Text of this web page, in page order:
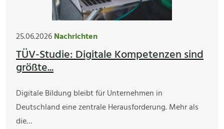
25.06.2026Nachrichten
TÜV-Studie: Digitale Kompetenzen sind
größte...
Digitale Bildung bleibt für Unternehmen in
Deutschland eine zentrale Herausforderung. Mehr als
die…